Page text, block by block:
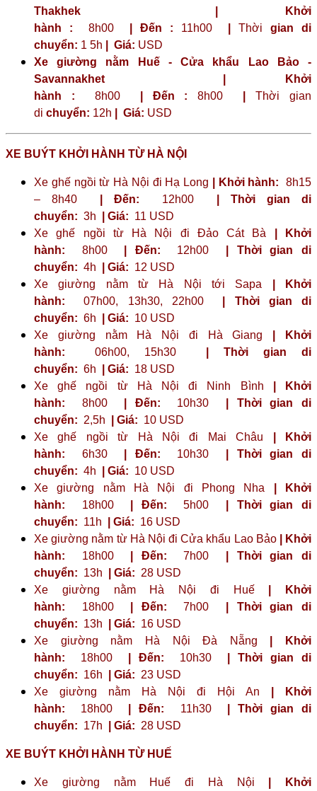
Thakhek | Khởi
hành : 8h00 | Đến : 11h00 Thời gian di
chuyển: 1 5h Giá: USD
Xe giường nằm Huế - Cửa khẩu Lao Bảo -
Savannakhet | Khởi
hành : 8h00| Đến : 8h00 |Thời gian
di chuyển: 12h Giá: USD
XE BUÝT KHỞI HÀNH TỪ HÀ NỘI
Xe ghế ngồi từ Hà Nội đi Hạ Long | Khởi hành: 8h15
– 8h40
| Đến: 12h00
| Thời gian di
chuyển: 3h | Giá: 11 USD
Xe ghế ngồi từ Hà Nội đi Đảo Cát Bà
| Khởi
hành: 8h00 | Đến: 12h00
| Thời gian di
chuyển: 4h | Giá: 12 USD
Xe giường nằm từ Hà Nội tới Sapa
| Khởi
hành: 07h00, 13h30, 22h00
| Thời gian di
chuyển: 6h | Giá: 10 USD
Xe giường nằm Hà Nội đi Hà Giang
| Khởi
hành: 06h00, 15h30
| Thời gian di
chuyển: 6h | Giá: 18 USD
Xe ghế ngồi từ Hà Nội đi Ninh Bình
| Khởi
hành: 8h00 | Đến: 10h30
| Thời gian di
chuyển: 2,5h | Giá: 10 USD
Xe ghế ngồi từ Hà Nội đi Mai Châu
| Khởi
hành: 6h30 | Đến: 10h30
| Thời gian di
chuyển: 4h | Giá: 10 USD
Xe giường nằm Hà Nội đi Phong Nha
| Khởi
hành: 18h00 | Đến: 5h00
| Thời gian di
chuyển: 11h | Giá: 16 USD
Xe giường nằm từ Hà Nội đi Cửa khẩu Lao Bảo
| Khởi
hành: 18h00 | Đến: 7h00
| Thời gian di
chuyển: 13h | Giá: 28 USD
Xe giường nằm Hà Nội đi Huế
| Khởi
hành: 18h00 | Đến: 7h00
| Thời gian di
chuyển: 13h | Giá: 16 USD
Xe giường nằm Hà Nội Đà Nẵng
| Khởi
hành: 18h00 | Đến: 10h30
| Thời gian di
chuyển: 16h | Giá: 23 ​​USD
Xe giường nằm Hà Nội đi Hội An
| Khởi
hành: 18h00 | Đến: 11h30
| Thời gian di
chuyển: 17h | Giá: 28 USD
XE BUÝT KHỞI HÀNH TỪ HUẾ
Xe giường nằm Huế đi Hà Nội
| Khởi